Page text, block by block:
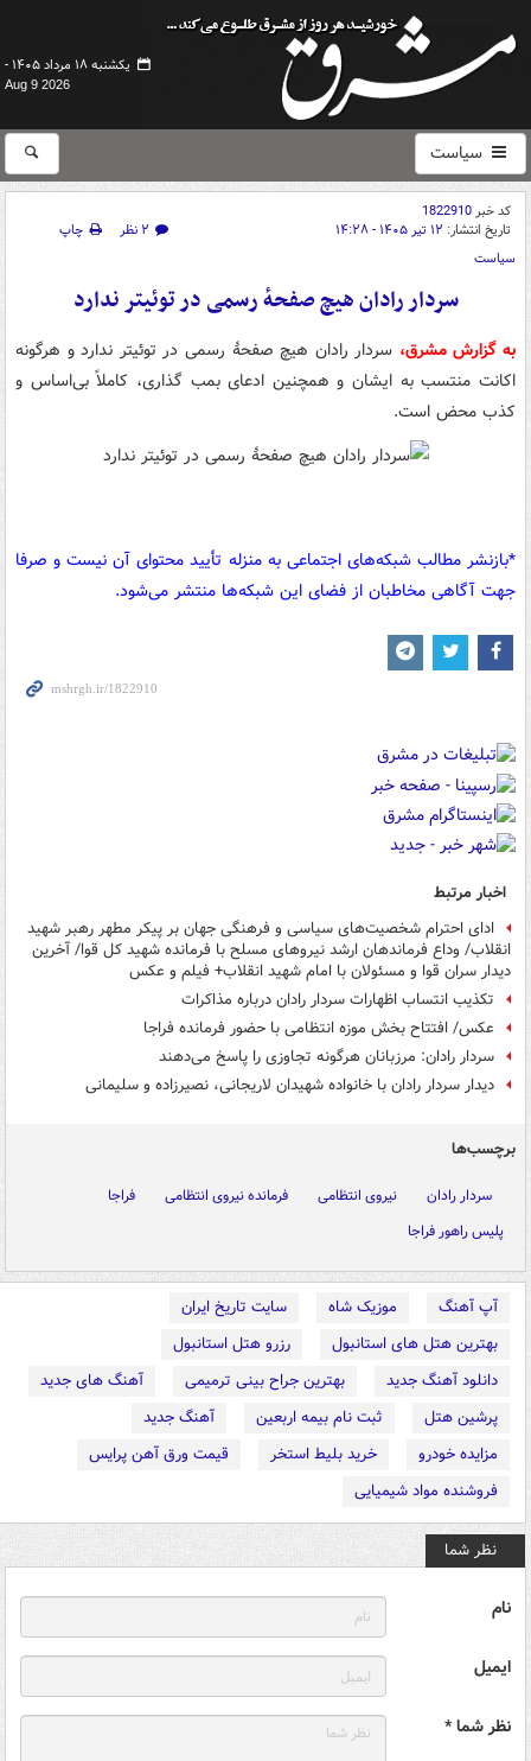
یکشنبه ۱۸ مرداد ۱۴۰۵ -
Aug 9 2026
سیاست
کد خبر1822910
تاریخ انتشار: ۱۲ تیر ۱۴۰۵ - ۱۴:۲۸ ۲ نظر
چاپ
سیاست
سردار رادان هیچ صفحهٔ رسمی در توئیتر ندارد
به گزارش مشرق، سردار رادان هیچ صفحهٔ رسمی در توئیتر ندارد و هرگونه
اکانت منتسب به ایشان و همچنین ادعای بمب‌ گذاری، کاملاً بی‌اساس و
کذب محض است.
*بازنشر مطالب شبکه‌های اجتماعی به منزله تأیید محتوای آن نیست و صرفا
جهت آگاهی مخاطبان از فضای این شبکه‌ها منتشر می‌شود.
اخبار مرتبط
ادای احترام شخصیت‌های سیاسی و فرهنگی جهان بر پیکر مطهر رهبر شهید
انقلاب/ وداع فرماندهان ارشد نیروهای مسلح با فرمانده شهید کل قوا/ آخرین
دیدار سران قوا و مسئولان با امام شهید انقلاب+ فیلم و عکس
تکذیب انتساب اظهارات سردار رادان درباره مذاکرات
عکس/ افتتاح بخش موزه انتظامی با حضور فرمانده فراجا
سردار رادان: مرزبانان هرگونه تجاوزی را پاسخ می‌دهند
دیدار سردار رادان با خانواده شهیدان لاریجانی، نصیرزاده و سلیمانی
برچسب‌ها
سردار رادان نیروی انتظامی فرمانده نیروی انتظامی
فراجا
پلیس راهور فراجا
آپ آهنگ موزیک شاه
سایت تاریخ ایران
بهترین هتل های استانبول
رزرو هتل استانبول
دانلود آهنگ جدید
بهترین جراح بینی ترمیمی
آهنگ های جدید
پرشین هتل
ثبت نام بیمه اربعین
آهنگ جدید
مزایده خودرو
خرید بلیط استخر
قیمت ورق آهن پرایس
فروشنده مواد شیمیایی
نظر شما
نام
ایمیل
نظر شما *